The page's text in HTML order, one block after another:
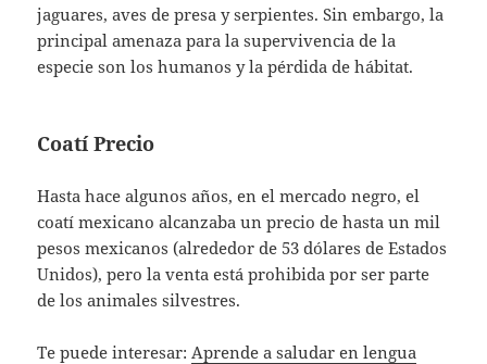
jaguares, aves de presa y serpientes. Sin embargo, la
principal amenaza para la supervivencia de la
especie son los humanos y la pérdida de hábitat.
Coatí Precio
Hasta hace algunos años, en el mercado negro, el
coatí mexicano alcanzaba un precio de hasta un mil
pesos mexicanos (alrededor de 53 dólares de Estados
Unidos), pero la venta está prohibida por ser parte
de los animales silvestres.
Te puede interesar: Aprende a saludar en lengua